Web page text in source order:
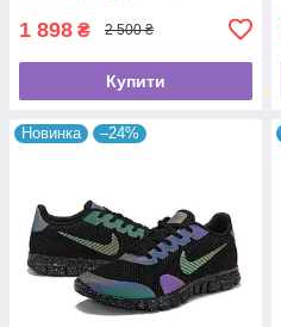
1 898 ₴ 2 500 ₴
Купити
Новинка –24%